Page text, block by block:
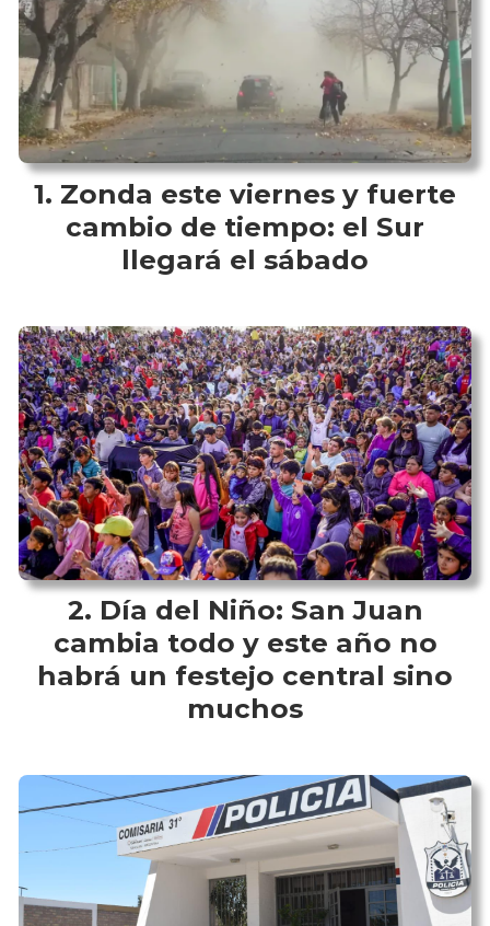
Zonda este viernes y fuerte
cambio de tiempo: el Sur
llegará el sábado
Día del Niño: San Juan
cambia todo y este año no
habrá un festejo central sino
muchos